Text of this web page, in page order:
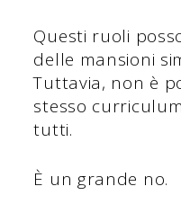
Questi ruoli
delle mansioni
Tuttavia, non è
stesso
tutti.
È un grande no.